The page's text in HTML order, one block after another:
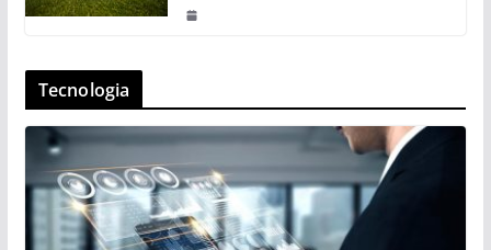
Tecnologia